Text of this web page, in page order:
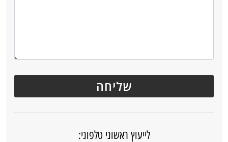
לייעוץ ראשוני טלפוני: